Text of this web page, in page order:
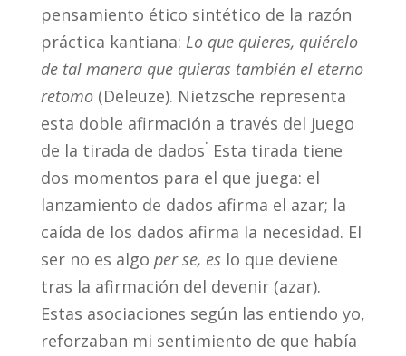
pensamiento ético sintético de la razón
práctica kantiana: Lo que quieres, quiérelo
de tal manera que quieras también el eterno
retomo (Deleuze). Nietzsche representa
esta doble afirmación a través del juego
de la tirada de dados
.
Esta tirada tiene
dos momentos para el que juega: el
lanzamiento de dados afirma el azar; la
caída de los dados afirma la necesidad. El
ser no es algo per se, es lo que deviene
tras la afirmación del devenir (azar).
Estas asociaciones según las entiendo yo,
reforzaban mi sentimiento de que había